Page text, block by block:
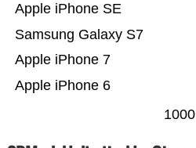
Apple iPhone 6
Apple iPhone 7
Samsung Galaxy S7
Apple iPhone SE
1000